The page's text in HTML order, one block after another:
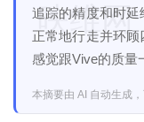
追踪的精度和时
正常地行走并环顾
感觉跟Vive的质量
本摘要由 AI 自动生成
映维网